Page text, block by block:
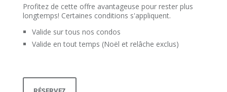
Profitez de cette offre avantageuse pour rester plus
longtemps! Certaines conditions s'appliquent.
Valide sur tous nos condos
Valide en tout temps (Noël et relâche exclus)